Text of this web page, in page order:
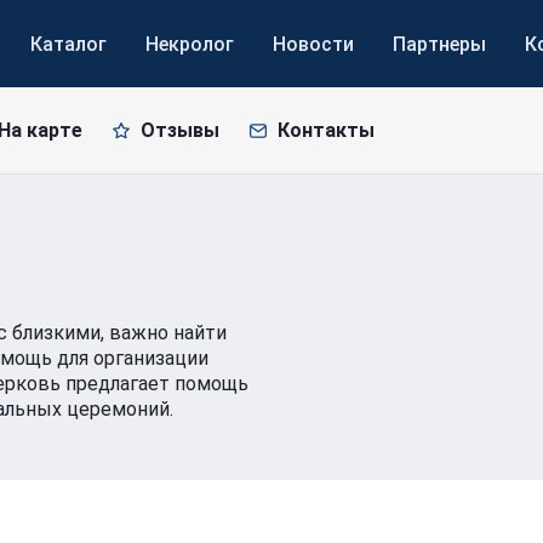
Каталог Некролог Новости Партнеры
На карте Отзывы Контакты
важно найти
для организации
предлагает помощь
церемоний.